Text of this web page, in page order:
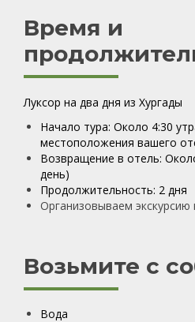
Время и
Луксор на два дня из Хургады
Начало тура: Около 4:30
местоположения вашего
Возвращение в отель:
день)
Продолжительность: 2 дня
Организовываем
Возьмите с
Вода